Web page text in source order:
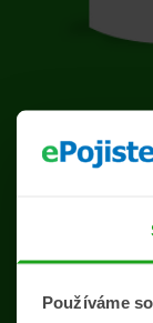
Používáme